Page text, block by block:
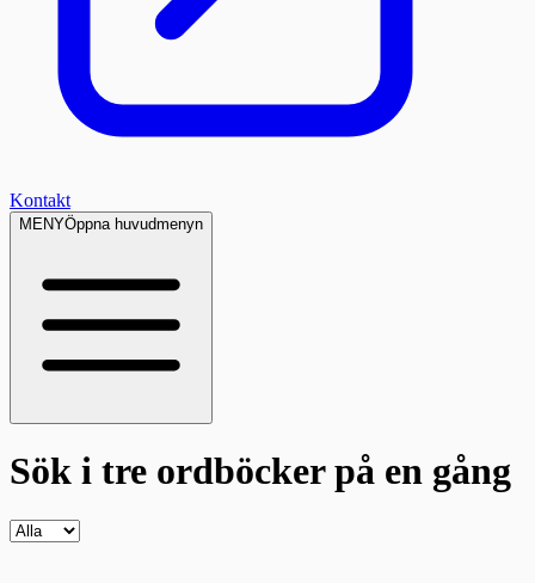
Kontakt
MENYÖppna huvudmenyn
Sök i tre ordböckerpå en gång